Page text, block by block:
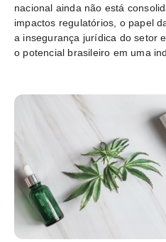
nacional ainda não está
impactos regulatórios, o papel
a insegurança jurídica do setor
o potencial brasileiro em uma